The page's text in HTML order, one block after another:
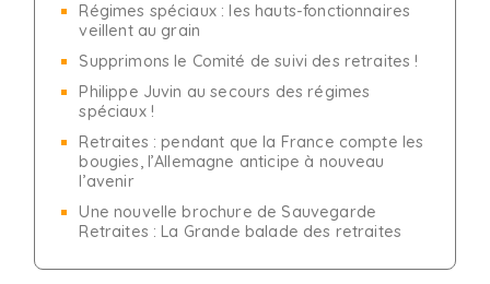
Régimes spéciaux : les hauts-fonctionnaires
veillent au grain
Supprimons le Comité de suivi des retraites !
Philippe Juvin au secours des régimes
spéciaux !
Retraites : pendant que la France compte les
bougies, l’Allemagne anticipe à nouveau
l’avenir
Une nouvelle brochure de Sauvegarde
Retraites : La Grande balade des retraites